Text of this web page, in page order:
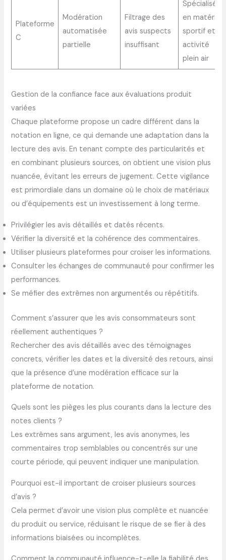
Plateforme
C
Modération
automatisée
partielle
Filtrage des
avis suspects
insuffisant
Spécialisée
en matériel
sportif et
activité
plein air
Gestion de la confiance face aux évaluations produit
variées
Chaque plateforme propose un cadre différent dans la
notation en ligne, ce qui demande une adaptation dans la
lecture des avis. En tenant compte des particularités et
en combinant plusieurs sources, on obtient une vision plus
nuancée, évitant les erreurs de jugement. Cette vigilance
est primordiale dans un domaine où le choix de matériaux
ou d’équipements est un investissement à long terme.
Privilégier les avis détaillés et datés récents.
Vérifier la diversité et la cohérence des commentaires.
Utiliser plusieurs plateformes pour croiser les informations.
Consulter les échanges de communauté pour confirmer les
performances.
Se méfier des extrêmes non argumentés ou répétitifs.
Comment s’assurer que les avis consommateurs sont
réellement authentiques ?
Rechercher des avis détaillés avec des témoignages
concrets, vérifier les dates et la diversité des retours, ainsi
que la présence d’une modération efficace sur la
plateforme de notation.
Quels sont les pièges les plus courants dans la lecture des
notes clients ?
Les extrêmes sans argument, les avis anonymes, les
commentaires trop semblables ou concentrés sur une
courte période, qui peuvent indiquer une manipulation.
Pourquoi est-il important de croiser plusieurs sources
d’avis ?
Cela permet d’avoir une vision plus complète et nuancée
du produit ou service, réduisant le risque de se fier à des
informations biaisées ou incomplètes.